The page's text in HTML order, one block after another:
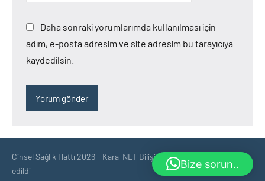
Daha sonraki yorumlarımda kullanılması için
adım, e-posta adresim ve site adresim bu tarayıcıya
kaydedilsin.
Cinsel Sağlık Hattı 2026 - Kara-NET Bilişim tarafından optimize
edildi
Bize sorun..